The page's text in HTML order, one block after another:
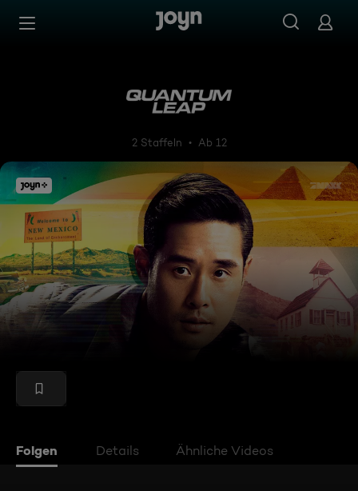
Zum Inhalt springen
Quantum Leap - Zurück in
2 Staffeln Ab 12
Folgen Details Ähnliche Videos